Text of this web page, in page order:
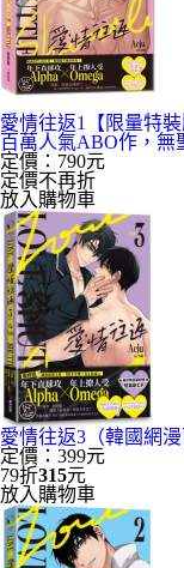
愛情往返1【限量特
百萬人氣ABO作，無
定價：790元
定價不再折
放入購物車
愛情往返3（韓國網
定價：399元
79折315元
放入購物車